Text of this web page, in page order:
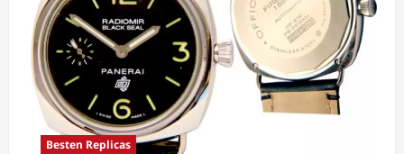
Besten Replicas